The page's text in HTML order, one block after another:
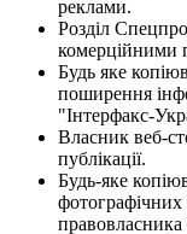
реклами.
Розділ
комерційними
Будь яке
поширення
"Інтерфакс-
Власник веб-
публікації.
Будь-яке
фотографічних
правовласника